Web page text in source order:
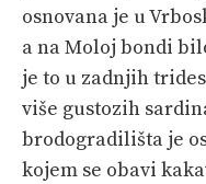
osnovana je u
a na Moloj bondi
je to u zadnjih
više gustozih
brodogradilišta je
kojem se obavi